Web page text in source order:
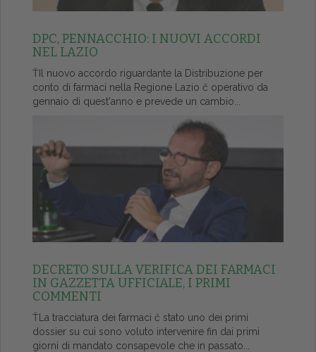
DPC, PENNACCHIO: I NUOVI ACCORDI
NEL LAZIO
ŤIl nuovo accordo riguardante la Distribuzione per
conto di farmaci nella Regione Lazio č operativo da
gennaio di quest'anno e prevede un cambio...
DECRETO SULLA VERIFICA DEI FARMACI
IN GAZZETTA UFFICIALE, I PRIMI
COMMENTI
ŤLa tracciatura dei farmaci č stato uno dei primi
dossier su cui sono voluto intervenire fin dai primi
giorni di mandato consapevole che in passato...